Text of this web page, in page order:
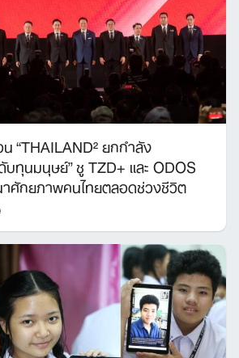
“THAILAND² ยกกำลัง
บทุนมนุษย์” ชู TZD+ และ ODOS
ศักยภาพคนไทยตลอดช่วงชีวิต